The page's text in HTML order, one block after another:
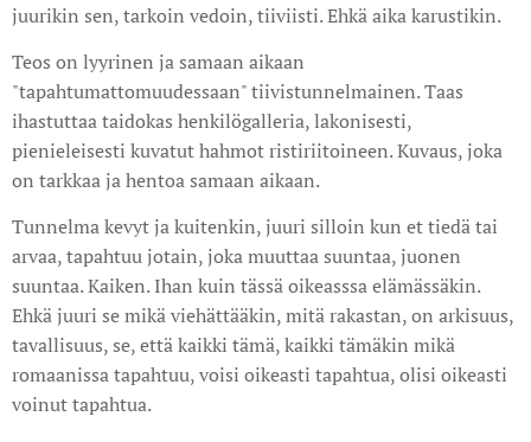
juurikin sen, tarkoin vedoin, tiiviisti. Ehkä aika karustikin.
Teos on lyyrinen ja samaan aikaan
"tapahtumattomuudessaan" tiivistunnelmainen. Taas
ihastuttaa taidokas henkilögalleria, lakonisesti,
pienieleisesti kuvatut hahmot ristiriitoineen. Kuvaus, joka
on tarkkaa ja hentoa samaan aikaan.
Tunnelma kevyt ja kuitenkin, juuri silloin kun et tiedä tai
arvaa, tapahtuu jotain, joka muuttaa suuntaa, juonen
suuntaa. Kaiken. Ihan kuin tässä oikeasssa elämässäkin.
Ehkä juuri se mikä viehättääkin, mitä rakastan, on arkisuus,
tavallisuus, se, että kaikki tämä, kaikki tämäkin mikä
romaanissa tapahtuu, voisi oikeasti tapahtua, olisi oikeasti
voinut tapahtua.